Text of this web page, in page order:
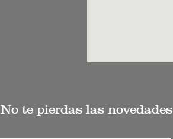
No te pierdas las novedades